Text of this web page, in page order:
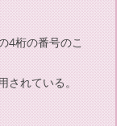
4桁の番号のこ
れている。